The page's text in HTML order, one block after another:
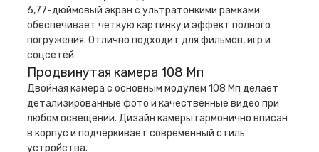
6,77-дюймовый экран с ультратонкими рамками
обеспечивает чёткую картинку и эффект полного
погружения. Отлично подходит для фильмов, игр и
соцсетей.
Продвинутая камера 108 Мп
Двойная камера с основным модулем 108 Мп делает
детализированные фото и качественные видео при
любом освещении. Дизайн камеры гармонично вписан
в корпус и подчёркивает современный стиль
устройства.